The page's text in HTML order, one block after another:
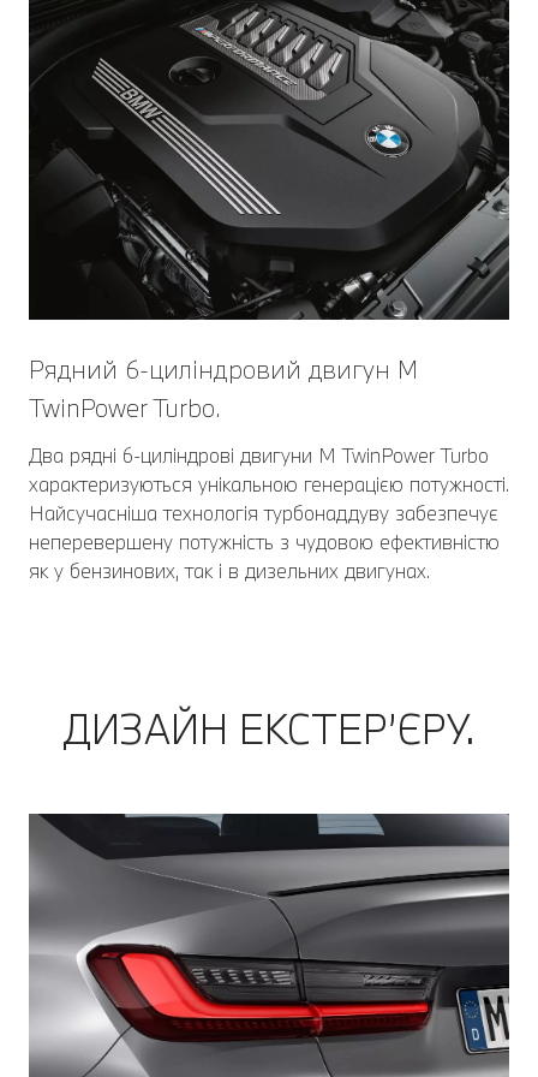
Рядний 6-циліндровий двигун М
TwinPower Turbo.
Два рядні 6-циліндрові двигуни M TwinPower Turbo
характеризуються унікальною генерацією потужності.
Найсучасніша технологія турбонаддуву забезпечує
неперевершену потужність з чудовою ефективністю
як у бензинових, так і в дизельних двигунах.
ДИЗАЙН ЕКСТЕР’ЄРУ.